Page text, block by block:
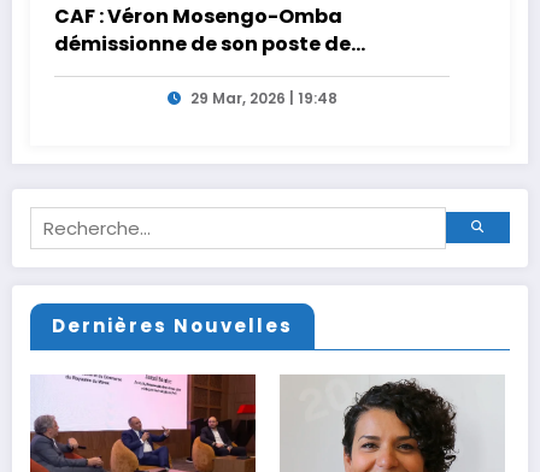
CAF : Véron Mosengo-Omba
démissionne de son poste de
Secrétaire Général
29 Mar, 2026 | 19:48
Dernières Nouvelles